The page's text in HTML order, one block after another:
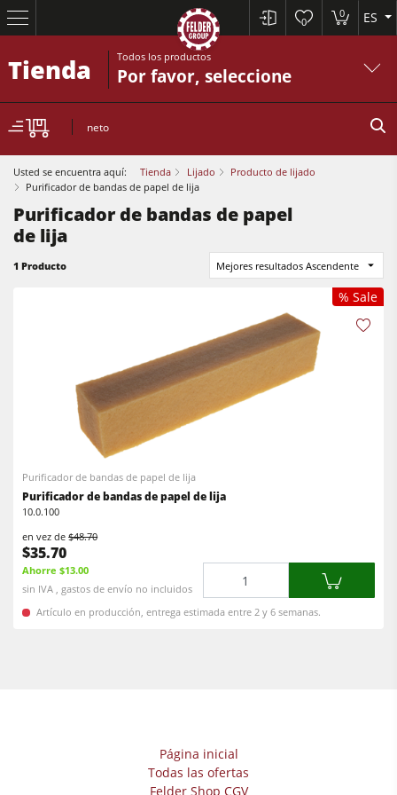
0
0 ES
Sierras circulares y escuadradoras
Combinadas de 5 operaciones
Centros CNC
Encoladoras de cantos
Calibradoras
Lijadoras de banda larga y de cantos
Máquinas cepilladoras y lijadoras de cepillos
Sierras de cinta
Taladros
Seccionadoras
Equipamiento para el taller
Cepilladoras-regruesadoras
Centros CNC
Encoladoras de cantos
Lijadoras
Máquina de cepillado
Sierras de cinta
Taladros
Seccionadoras
Tienda Todos los productos
Por favor, seleccione
neto
Usted se encuentra aquí: Tienda Lijado
Producto de lijado
Purificador de bandas de papel de lija
Purificador de bandas de papel
de lija
1 Producto Mejores resultados Ascendente
% Sale
Purificador de bandas de papel de lija
Purificador de bandas de papel de lija
10.0.100
en vez de$48.70
$35.70
Ahorre $13.00
sin IVA , gastos de envío no incluidos
Artículo en producción, entrega estimada entre 2 y 6 semanas.
Página inicial
Todas las ofertas
Felder Shop CGV